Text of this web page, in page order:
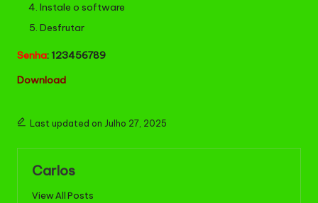
Instale o software
Desfrutar
Senha: 123456789
Download
Last updated on Julho 27, 2025
Carlos
View All Posts